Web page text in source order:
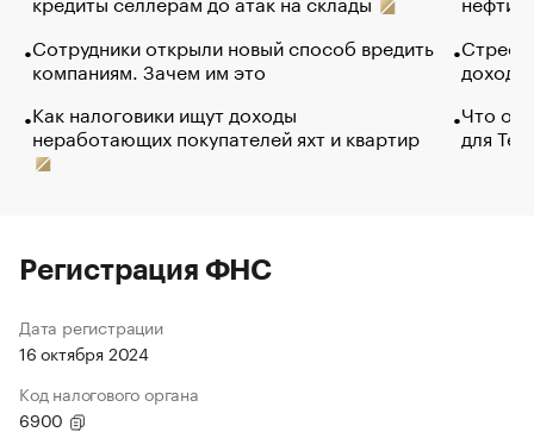
Сотрудники открыли новый способ вредить
компаниям. Зачем им это
Как налоговики ищут доходы
неработающих покупателей яхт и квартир
Что
для
Регистрация ФНС
Дата регистрации
16 октября 2024
Код налогового органа
6900